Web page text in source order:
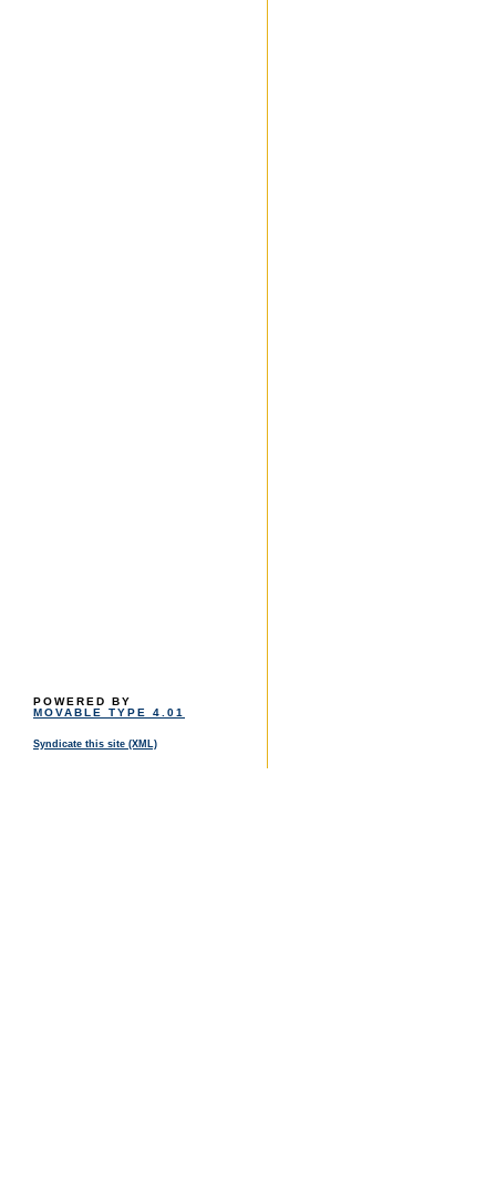
POWERED BY
MOVABLE TYPE 4.01
Syndicate this site (XML)